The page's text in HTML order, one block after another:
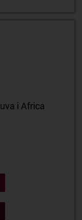
i Africa